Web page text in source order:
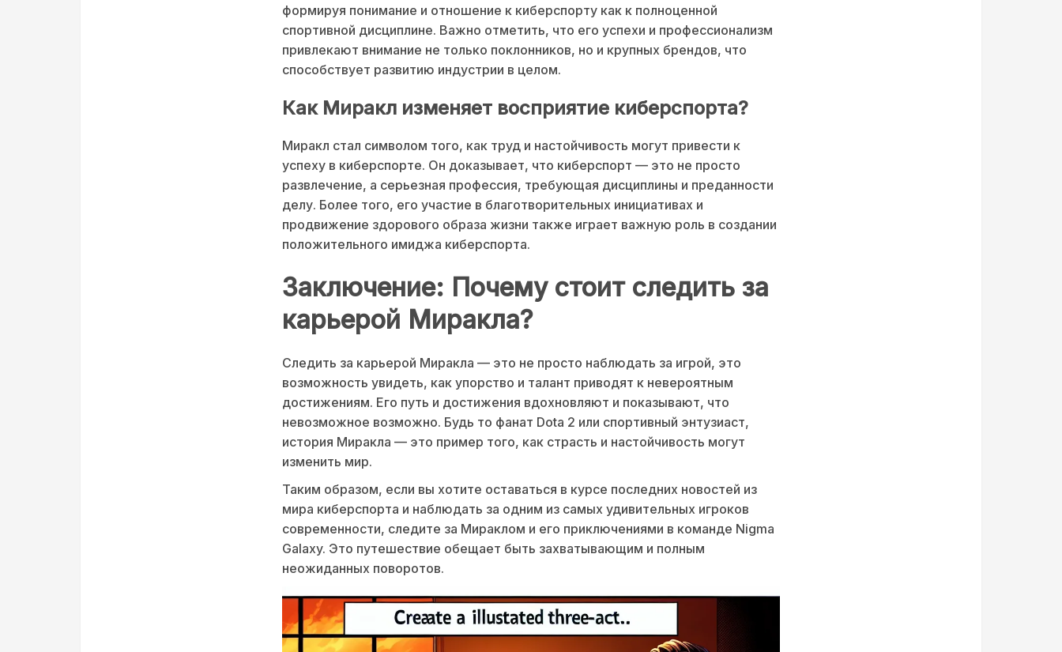
формируя понимание и отношение к киберспорту как к полноценной
спортивной дисциплине. Важно отметить, что его успехи и профессионализм
привлекают внимание не только поклонников, но и крупных брендов, что
способствует развитию индустрии в целом.
Как Миракл изменяет восприятие киберспорта?
Миракл стал символом того, как труд и настойчивость могут привести к
успеху в киберспорте. Он доказывает, что киберспорт — это не просто
развлечение, а серьезная профессия, требующая дисциплины и преданности
делу. Более того, его участие в благотворительных инициативах и
продвижение здорового образа жизни также играет важную роль в создании
положительного имиджа киберспорта.
Заключение: Почему стоит следить за
карьерой Миракла?
Следить за карьерой Миракла — это не просто наблюдать за игрой, это
возможность увидеть, как упорство и талант приводят к невероятным
достижениям. Его путь и достижения вдохновляют и показывают, что
невозможное возможно. Будь то фанат Dota 2 или спортивный энтузиаст,
история Миракла — это пример того, как страсть и настойчивость могут
изменить мир.
Таким образом, если вы хотите оставаться в курсе последних новостей из
мира киберспорта и наблюдать за одним из самых удивительных игроков
современности, следите за Мираклом и его приключениями в команде Nigma
Galaxy. Это путешествие обещает быть захватывающим и полным
неожиданных поворотов.